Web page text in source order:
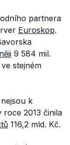
partnera
Euroskop.
9 584 mil.
stejném
k
roce 2013 činila
116,2 mld. Kč.